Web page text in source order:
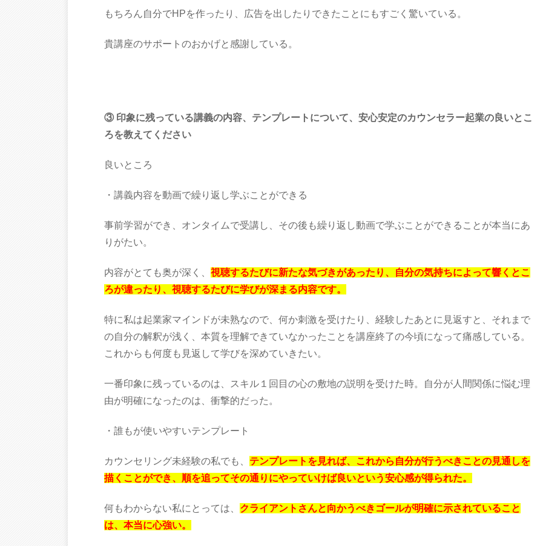
もちろん自分でHPを作ったり、広告を出したりできたことにもすごく驚いている。
貴講座のサポートのおかげと感謝している。
③ 印象に残っている講義の内容、テンプレートについて、安心安定のカウンセラー起業の良いとこ
ろを教えてください
良いところ
・講義内容を動画で繰り返し学ぶことができる
事前学習ができ、オンタイムで受講し、その後も繰り返し動画で学ぶことができることが本当にあ
りがたい。
内容がとても奥が深く、 視聴するたびに新たな気づきがあったり、自分の気持ちによって響くとこ
ろが違ったり、視聴するたびに学びが深まる内容です。
特に私は起業家マインドが未熟なので、何か刺激を受けたり、経験したあとに見返すと、それまで
の自分の解釈が浅く、本質を理解できていなかったことを講座終了の今頃になって痛感している。
これからも何度も見返して学びを深めていきたい。
一番印象に残っているのは、スキル１回目の心の敷地の説明を受けた時。自分が人間関係に悩む理
由が明確になったのは、衝撃的だった。
・誰もが使いやすいテンプレート
カウンセリング未経験の私でも、 テンプレートを見れば、これから自分が行うべきことの見通しを
描くことができ、順を追ってその通りにやっていけば良いという安心感が得られた。
何もわからない私にとっては、 クライアントさんと向かうべきゴールが明確に示されていること
は、本当に心強い。